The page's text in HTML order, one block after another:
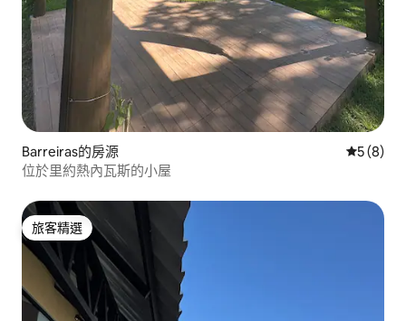
Barreiras的房源 從 8 則評
5 (8)
位於里約熱內瓦斯的小屋
旅客精選
旅客精選